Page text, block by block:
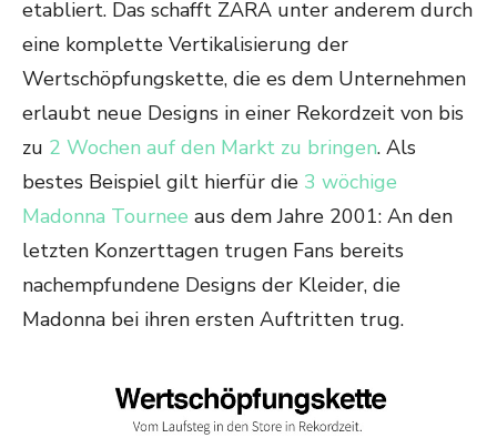
etabliert. Das schafft ZARA unter anderem durch
eine komplette Vertikalisierung der
Wertschöpfungskette, die es dem Unternehmen
erlaubt neue Designs in einer Rekordzeit von bis
zu 2 Wochen auf den Markt zu bringen. Als
bestes Beispiel gilt hierfür die 3 wöchige
Madonna Tournee aus dem Jahre 2001: An den
letzten Konzerttagen trugen Fans bereits
nachempfundene Designs der Kleider, die
Madonna bei ihren ersten Auftritten trug.